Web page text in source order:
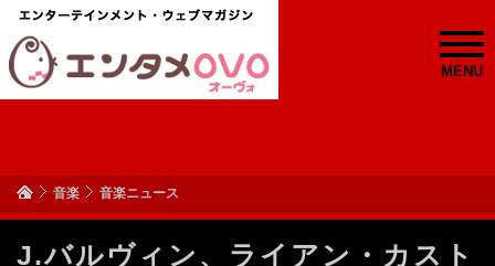
MENU
音楽 音楽ニュース
J.バルヴィン、ライアン・カスト